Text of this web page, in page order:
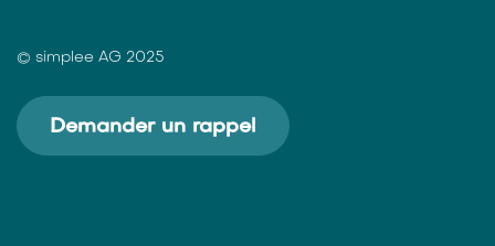
© simplee AG 2025
Demander un rappel